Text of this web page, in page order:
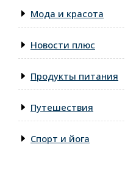
Мода и красота
Новости плюс
Продукты питания
Путешествия
Спорт и йога